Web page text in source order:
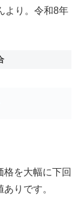
より。令和8年
格を大幅に下回
りです。